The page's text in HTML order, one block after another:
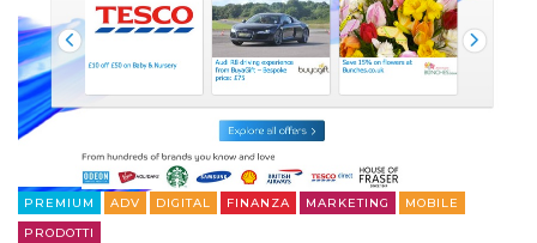
PREMIUM ADV DIGITAL FINANZA MARKETING
MOBILE
PRODOTTI